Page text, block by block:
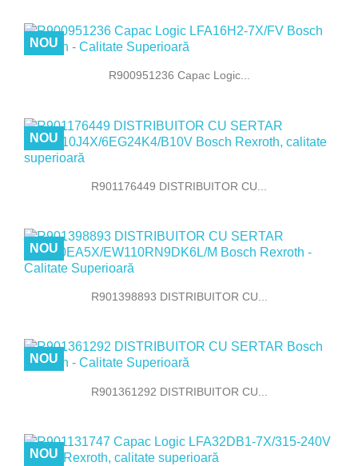
R900951236 Capac Logic...
NOU
R901176449 DISTRIBUITOR CU...
NOU
R901398893 DISTRIBUITOR CU...
NOU
R901361292 DISTRIBUITOR CU...
NOU
NOU